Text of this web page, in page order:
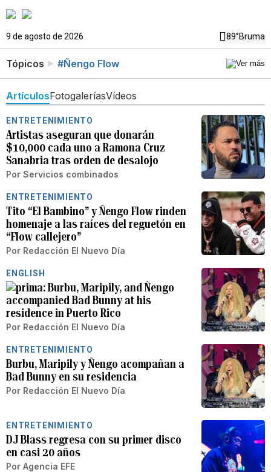
9 de agosto de 2026 89°Bruma
Tópicos #Ñengo Flow
ArtículosFotogaleríasVídeos
ENTRETENIMIENTO
Artistas aseguran que donarán
$10,000 cada uno a Ramona Cruz
Sanabria tras orden de desalojo
Por Servicios combinados
ENTRETENIMIENTO
Tito “El Bambino” y Ñengo Flow rinden
homenaje a las raíces del reguetón en
“Flow callejero”
Por Redacción El Nuevo Día
ENGLISH
Burbu, Maripily, and Ñengo
accompanied Bad Bunny at his
residence in Puerto Rico
Por Redacción El Nuevo Día
ENTRETENIMIENTO
Burbu, Maripily y Ñengo acompañan a
Bad Bunny en su residencia
Por Redacción El Nuevo Día
ENTRETENIMIENTO
DJ Blass regresa con su primer disco
en casi 20 años
Por Agencia EFE